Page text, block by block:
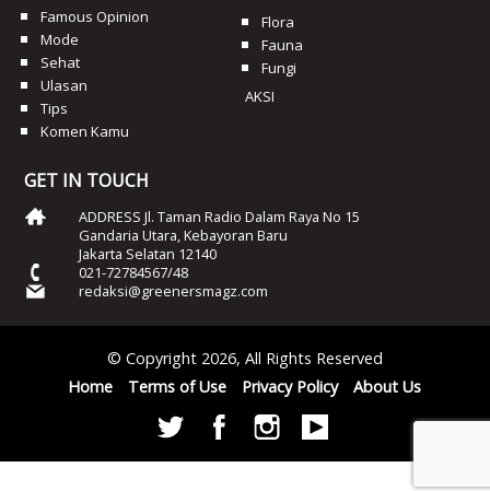
Famous Opinion
Mode
Sehat
Ulasan
Tips
Komen Kamu
Flora
Fauna
Fungi
AKSI
GET IN TOUCH
ADDRESS Jl. Taman Radio Dalam Raya No 15
Gandaria Utara, Kebayoran Baru
Jakarta Selatan 12140
021-72784567/48
redaksi@greenersmagz.com
© Copyright 2026, All Rights Reserved
Home
Terms of Use Privacy Policy About Us